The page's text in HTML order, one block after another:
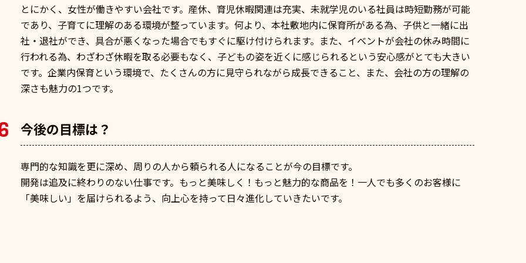
とにかく、女性が働きやすい会社です。産休、育児休暇関連は充実、未就学児のいる社員は時短勤務が可能
であり、子育てに理解のある環境が整っています。何より、本社敷地内に保育所がある為、子供と一緒に出
社・退社ができ、具合が悪くなった場合でもすぐに駆け付けられます。また、イベントが会社の休み時間に
行われる為、わざわざ休暇を取る必要もなく、子どもの姿を近くに感じられるという安心感がとても大きい
です。企業内保育という環境で、たくさんの方に見守られながら成長できること、また、会社の方の理解の
深さも魅力の1つです。
今後の目標は？
専門的な知識を更に深め、周りの人から頼られる人になることが今の目標です。
開発は追及に終わりのない仕事です。もっと美味しく！もっと魅力的な商品を！一人でも多くのお客様に
「美味しい」を届けられるよう、向上心を持って日々進化していきたいです。